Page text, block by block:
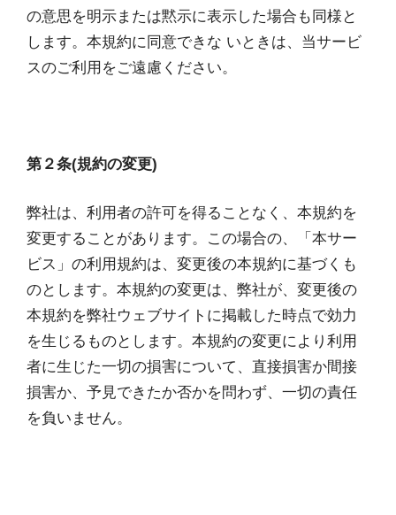
の意思を明示または黙示に表示した場合も同様と
します。本規約に同意できな いときは、当サービ
スのご利用をご遠慮ください。
第２条(規約の変更)
弊社は、利用者の許可を得ることなく、本規約を
変更することがあります。この場合の、「本サー
ビス」の利用規約は、変更後の本規約に基づくも
のとします。本規約の変更は、弊社が、変更後の
本規約を弊社ウェブサイトに掲載した時点で効力
を生じるものとします。本規約の変更により利用
者に生じた一切の損害について、直接損害か間接
損害か、予見できたか否かを問わず、一切の責任
を負いません。